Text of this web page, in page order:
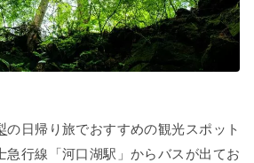
の日帰り旅でおすすめの観光スポット
急行線「河口湖駅」からバスが出てお